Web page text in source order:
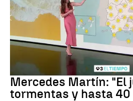
La Previsión
Mercedes Martín: "El
tormentas y hasta 40